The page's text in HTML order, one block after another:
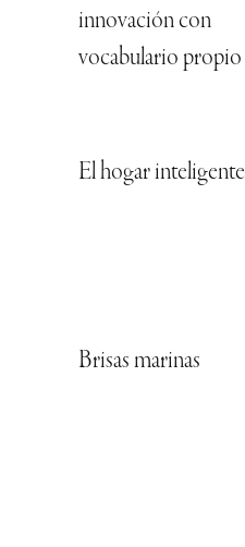
innovación con
vocabulario propio
El hogar inteligente
Brisas marinas